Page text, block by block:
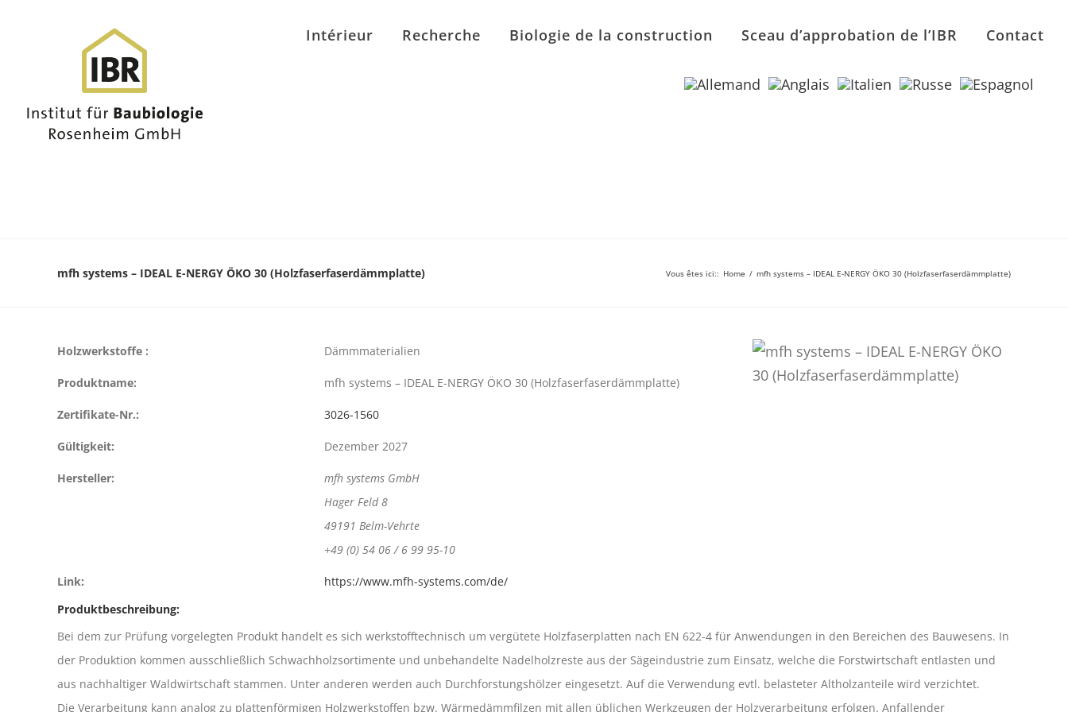
Intérieur Recherche Biologie de la construction Sceau d’approbation de l’IBR Contact
mfh systems – IDEAL E-NERGY ÖKO 30 (Holzfaserfaserdämmplatte) Vous êtes ici:: Home / mfh systems – IDEAL E-NERGY ÖKO 30 (Holzfaserfaserdämmplatte)
Holzwerkstoffe : Dämmmaterialien
Produktname: mfh systems – IDEAL E-NERGY ÖKO 30 (Holzfaserfaserdämmplatte)
Zertifikate-Nr.: 3026-1560
Gültigkeit: Dezember 2027
Hersteller:
mfh systems GmbH
Hager Feld 8
49191 Belm-Vehrte
+49 (0) 54 06 / 6 99 95-10
Link:
https://www.mfh-systems.com/de/
Produktbeschreibung:
Bei dem zur Prüfung vorgelegten Produkt handelt es sich werkstofftechnisch um vergütete Holzfaserplatten nach EN 622-4 für Anwendungen in den Bereichen des Bauwesens. In
der Produktion kommen ausschließlich Schwachholzsortimente und unbehandelte Nadelholzreste aus der Sägeindustrie zum Einsatz, welche die Forstwirtschaft entlasten und
aus nachhaltiger Waldwirtschaft stammen. Unter anderen werden auch Durchforstungshölzer eingesetzt. Auf die Verwendung evtl. belasteter Altholzanteile wird verzichtet.
Die Verarbeitung kann analog zu plattenförmigen Holzwerkstoffen bzw. Wärmedämmfilzen mit allen üblichen Werkzeugen der Holzverarbeitung erfolgen. Anfallender